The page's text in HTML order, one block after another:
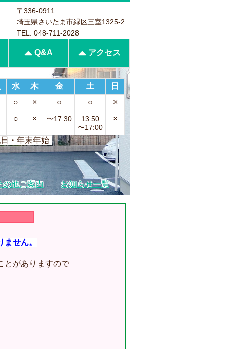
Q&A アクセス
〒336-0911
埼玉県さいたま市緑区三室1325-2
TEL: 048-711-2028
水 木 金 土
日
○ × ○ ○
×
○ × 〜17:30
13:50
〜17:00
×
・年末年始
の他ご案内 お知らせ一覧
せん。
とがありますので